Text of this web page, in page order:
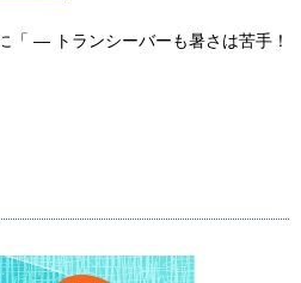
「 ― トランシーバーも暑さは苦手！